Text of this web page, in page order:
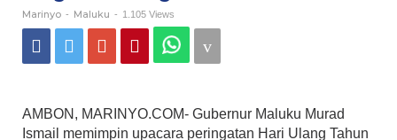
Muda
Maluku
Jangan
Kehilangan
Marinyo - Maluku - 1.105 Views
AMBON, MARINYO.COM- Gubernur Maluku Murad
Ismail memimpin upacara peringatan Hari Ulang Tahun